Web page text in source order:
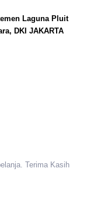
Laguna Pluit
DKI JAKARTA
Terima Kasih